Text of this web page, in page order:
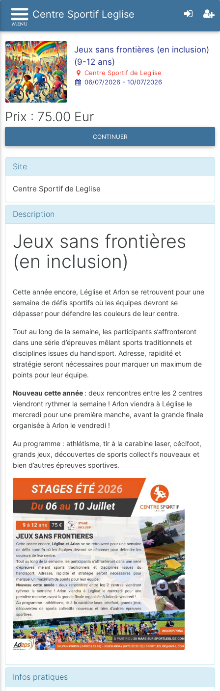
Centre Sportif Leglise
Jeux sans frontières (en inclusion)
(9-12 ans)
Centre Sportif de Leglise
06/07/2026 - 10/07/2026
Prix : 75.00 Eur
CONTINUER
Site
Centre Sportif de Leglise
Description
Jeux sans frontières
(en inclusion)
Cette année encore, Léglise et Arlon se retrouvent pour une
semaine de défis sportifs où les équipes devront se
dépasser pour défendre les couleurs de leur centre.
Tout au long de la semaine, les participants s’affronteront
dans une série d’épreuves mêlant sports traditionnels et
disciplines issues du handisport. Adresse, rapidité et
stratégie seront nécessaires pour marquer un maximum de
points pour leur équipe.
Nouveau cette année : deux rencontres entre les 2 centres
viendront rythmer la semaine ! Arlon viendra à Léglise le
mercredi pour une première manche, avant la grande finale
organisée à Arlon le vendredi !
Au programme : athlétisme, tir à la carabine laser, cécifoot,
grands jeux, découvertes de sports collectifs nouveaux et
bien d’autres épreuves sportives.
Infos pratiques